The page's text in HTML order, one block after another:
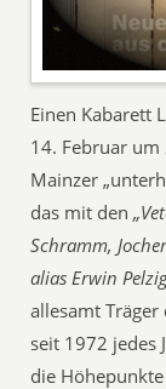
Einen Kabarett
14. Februar um
Mainzer
das mit den
Schramm,
alias Erwin
allesamt Träger
seit 1972 jedes
die